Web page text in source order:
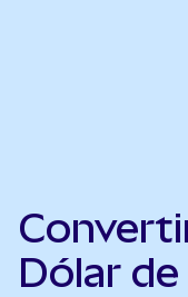
Dólar